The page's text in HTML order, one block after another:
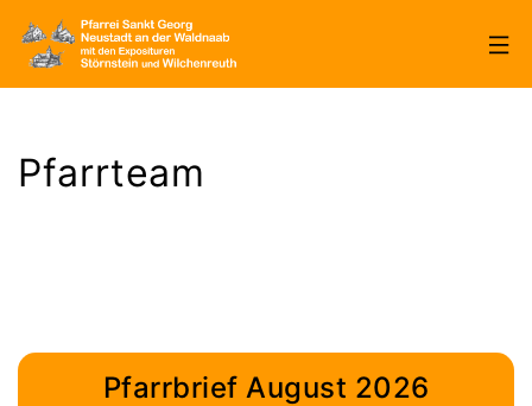
Zum
Inhalt
Georg
Pfarrteam
Pfarrbrief August 2026